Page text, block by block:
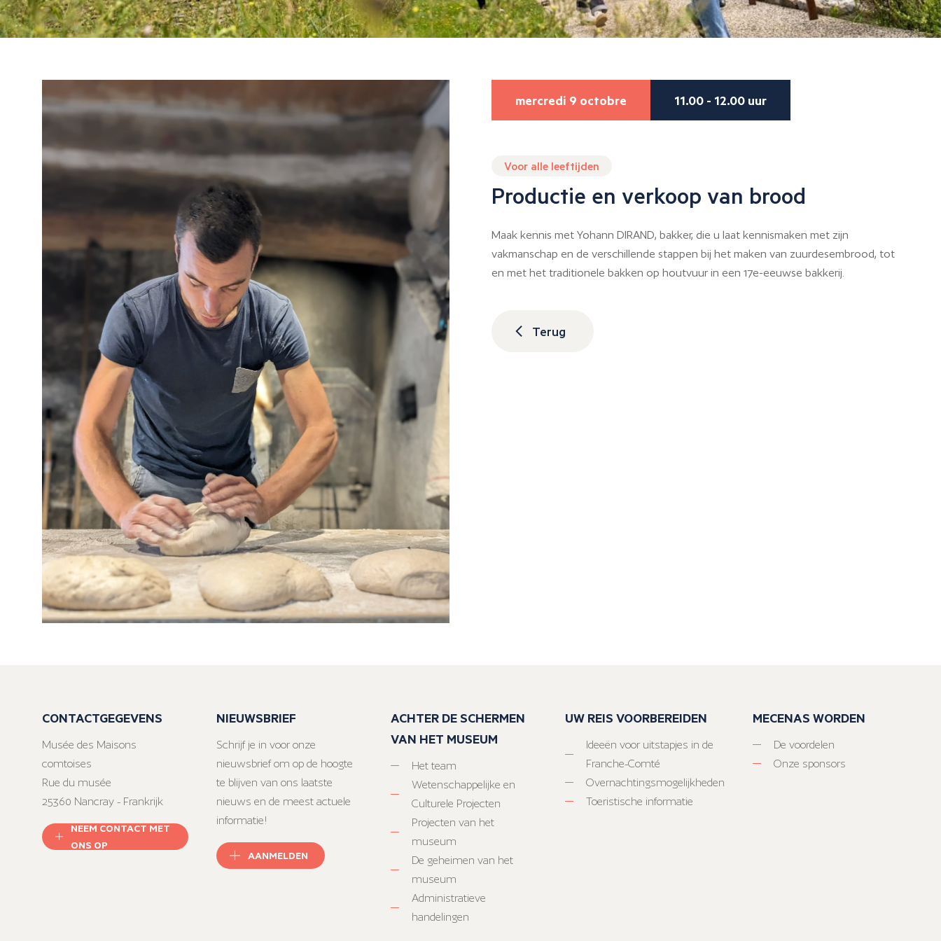
mercredi 9 octobre 11.00 - 12.00 uur
Voor alle leeftijden
Productie en verkoop van brood
Maak kennis met Yohann DIRAND, bakker, die u laat kennismaken met zijn
vakmanschap en de verschillende stappen bij het maken van zuurdesembrood, tot
en met het traditionele bakken op houtvuur in een 17e-eeuwse bakkerij.
Terug
CONTACTGEGEVENS
Musée des Maisons
comtoises
Rue du musée
25360 Nancray - Frankrijk
NEEM CONTACT MET
ONS OP
NIEUWSBRIEF
Schrijf je in voor onze
nieuwsbrief om op de hoogte
te blijven van ons laatste
nieuws en de meest actuele
informatie!
AANMELDEN
ACHTER DE SCHERMEN
VAN HET MUSEUM
Het team
Wetenschappelijke en
Culturele Projecten
Projecten van het
museum
De geheimen van het
museum
Administratieve
handelingen
UW REIS VOORBEREIDEN
Ideeën voor uitstapjes in de
Franche-Comté
Overnachtingsmogelijkheden
Toeristische informatie
MECENAS WORDEN
De voordelen
Onze sponsors